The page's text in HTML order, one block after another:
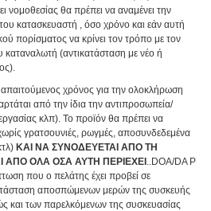
νομοθεσίας θα πρέπει να αναμένει την
κατασκευαστή , όσο χρόνο και εάν αυτή
πορίσματος να κρίνει τον τρόπο με τον
καταναλωτή (αντικατάσταση με νέο ή
χρόνος για την ολοκλήρωση
από την ίδια την αντιπροσωπεία/
κλπ). Το προϊόν θα πρέπει να
γρατσουνιές, ρωγμές, αποσυνδεδεμένα
ΚΑΙ ΝΑ ΣΥΝΟΔΕΥΕΤΑΙ ΑΠΟ ΤΗ
ΑΠΟ ΟΛΑ ΟΣΑ ΑΥΤΗ ΠΕΡΙΕΧΕΙ..DOA/DA P
που ο πελάτης έχει προβεί σε
αποσπώμενων μερών της συσκευής
και των παρελκόμενων της συσκευασίας